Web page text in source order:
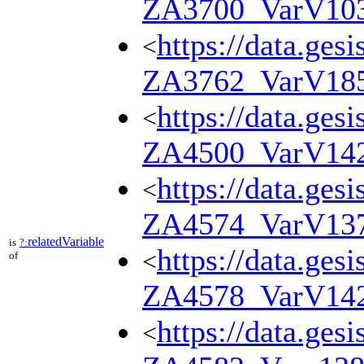
is ?:relatedVariable
of
<https://
<https://
<https://
<https://
<https://